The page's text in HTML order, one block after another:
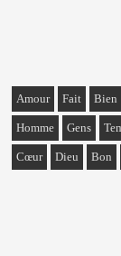
Amour Fait Bien
Homme Gens
Cœur Dieu Bon